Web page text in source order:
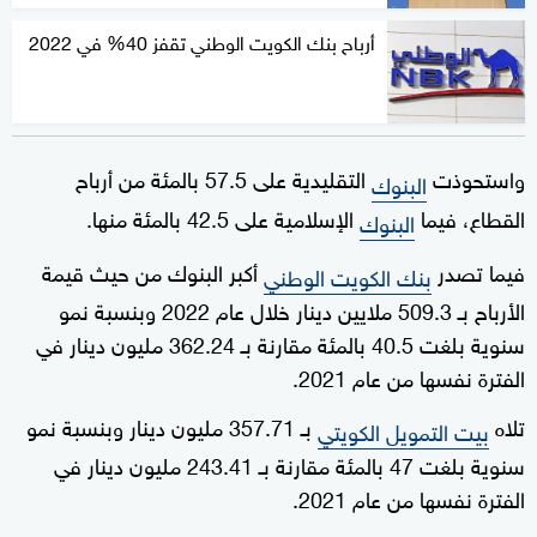
أرباح بنك الكويت الوطني تقفز 40% في 2022
واستحوذتالبنوك
التقليدية على 57.5 بالمئة من أرباح
القطاع، فيما البنوكالإسلامية على 42.5 بالمئة منها.
فيما تصدر بنك الكويت الوطنيأكبر البنوك من حيث قيمة
الأرباح بـ 509.3 ملايين دينار خلال عام 2022 وبنسبة نمو
سنوية بلغت 40.5 بالمئة مقارنة بـ 362.24 مليون دينار في
الفترة نفسها من عام 2021.
تلاهبيت التمويل الكويتي
بـ 357.71 مليون دينار وبنسبة نمو
سنوية بلغت 47 بالمئة مقارنة بـ 243.41 مليون دينار في
الفترة نفسها من عام 2021.